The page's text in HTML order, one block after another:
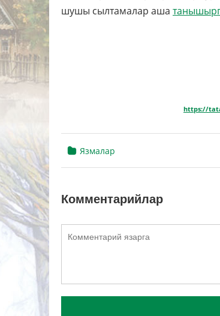
шушы сылтамалар аша
https://
Язмалар
Комментарийлар